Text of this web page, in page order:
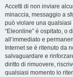
Accetti di non inviare
minaccia, messaggio a
può violare una
“Eleonline” è ospitato, o
all’immediato e
Internet se è ritenuto da
salvaguardare e
diritto di rimuovere,
qualsiasi momento lo